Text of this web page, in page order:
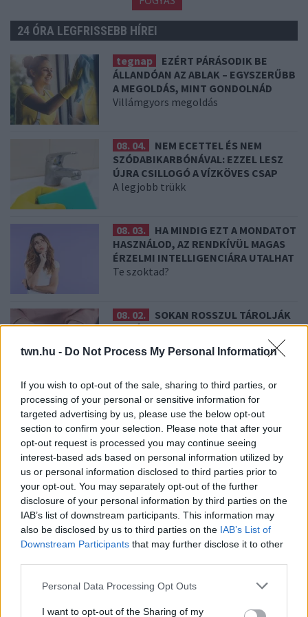
twn.hu - Do Not Process My Personal Information
If you wish to opt-out of the sale, sharing to third parties, or
processing of your personal or sensitive information for
targeted advertising by us, please use the below opt-out
section to confirm your selection. Please note that after your
opt-out request is processed you may continue seeing
interest-based ads based on personal information utilized by
us or personal information disclosed to third parties prior to
your opt-out. You may separately opt-out of the further
disclosure of your personal information by third parties on the
IAB’s list of downstream participants. This information may
also be disclosed by us to third parties on the IAB’s List of
Downstream Participants that may further disclose it to other
Please note that this website/app uses one or more Google
not limited to your visit or usage behaviour. You may click to
Personal Data Processing Opt Outs
I want to opt-out of the Sharing of my
24 ÓRA LEGFRISSEBB HÍREI
tegnap
EZÉRT PÁRÁSODIK BE
ÁLLANDÓAN AZ ABLAK – EGYSZERŰBB
A MEGOLDÁS, MINT GONDOLNÁD
Villámgyors megoldás
08. 04.
NEM ECETTEL ÉS NEM
SZÓDABIKARBÓNÁVAL: EZZEL LESZ
ÚJRA CSILLOGÓ A VÍZKÖVES CSAP
A legjobb trükk
08. 03.
HA MINDIG EZT A MONDATOT
HASZNÁLOD, AZ RENDKÍVÜL MAGAS
ÉRZELMI INTELLIGENCIÁRA UTALHAT
Te szoktad?
08. 02.
SOKAN ROSSZUL TÁROLJÁK
A GYÓGYSZEREIKET – EMIATT
Érdemes odafigyelni rá
08. 01.
EGYRE TÖBB FIATALNÁL JELENTKEZIK EZ A
VITAMINHIÁNY – ILYEN JELEKRE FIGYELJ
Erre figyelj!
07. 31.
NEM A CITROMSAV, AZ ECET VAGY A
SZÓDABIKARBÓNA A LEGERŐSEBB: EZT HASZNÁLJÁK A
SZÁLLODÁKBAN A VÍZKŐ ELLEN
Ez a szer tényleg eltünteti a vízkövet
07. 31.
HAGYD A SÓT: EGY CSIPET EBBŐL A FŐZŐVÍZBE,
ÉS SOKKAL FINOMABB LESZ A FŐTT KRUMPLI
07. 31.
EZZEL LOCSOLD HETENTE EGYSZER: KÉTSZER
ANNYI VIRÁGOT HOZ MAJD A MUSKÁTLI, HA EZT CSINÁLOD
Ettől lesz a tiéd a leggyönyörűbb muskátli a környéken